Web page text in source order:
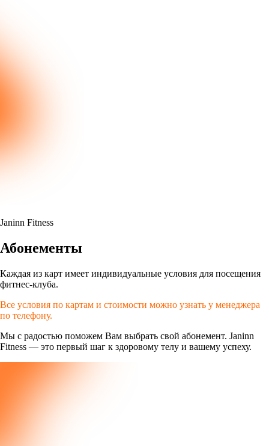
Janinn Fitness
Абонементы
Каждая из карт имеет индивидуальные условия для посещения
фитнес-клуба.
Все условия по картам и стоимости можно узнать у менеджера
по телефону.
Мы с радостью поможем Вам выбрать свой абонемент. Janinn
Fitness — это первый шаг к здоровому телу и вашему успеху.